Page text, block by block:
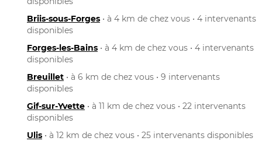
Briis-sous-Forges • à 4 km de chez vous • 4 intervenants
disponibles
Forges-les-Bains • à 4 km de chez vous • 4 intervenants
disponibles
Breuillet • à 6 km de chez vous • 9 intervenants
disponibles
Gif-sur-Yvette • à 11 km de chez vous • 22 intervenants
disponibles
Ulis • à 12 km de chez vous • 25 intervenants disponibles